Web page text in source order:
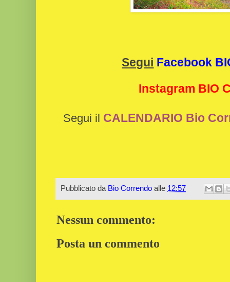
Segui Facebook
Instagram BIO
Segui il CALENDARIO Bio
Pubblicato da Bio Correndo alle 12:57
Nessun commento:
Posta un commento